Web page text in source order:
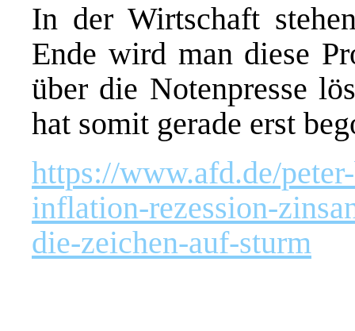
In der Wirtschaft
Ende wird man diese
über die Notenpresse
hat somit gerade erst
https://www.afd.de/
inflation-rezession-
die-zeichen-auf-sturm